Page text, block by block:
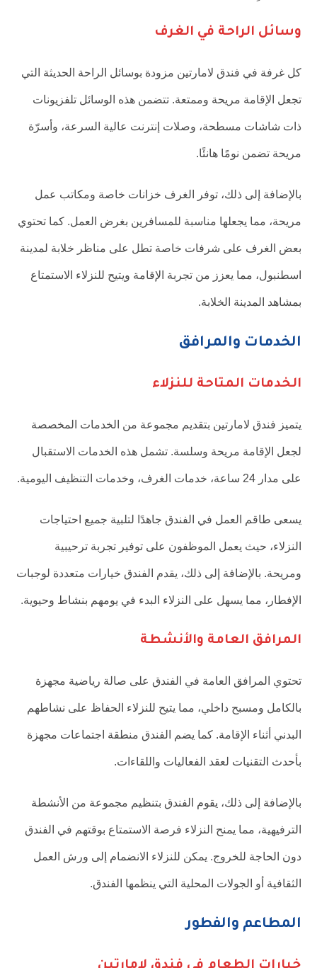
وسائل الراحة في الغرف
كل غرفة في فندق لامارتين مزودة بوسائل الراحة الحديثة التي
تجعل الإقامة مريحة وممتعة. تتضمن هذه الوسائل تلفزيونات
ذات شاشات مسطحة، وصلات إنترنت عالية السرعة، وأسرّة
مريحة تضمن نومًا هانئًا.
بالإضافة إلى ذلك، توفر الغرف خزانات خاصة ومكاتب عمل
مريحة، مما يجعلها مناسبة للمسافرين بغرض العمل. كما تحتوي
بعض الغرف على شرفات خاصة تطل على مناظر خلابة لمدينة
اسطنبول، مما يعزز من تجربة الإقامة ويتيح للنزلاء الاستمتاع
بمشاهد المدينة الخلابة.
الخدمات والمرافق
الخدمات المتاحة للنزلاء
يتميز فندق لامارتين بتقديم مجموعة من الخدمات المخصصة
لجعل الإقامة مريحة وسلسة. تشمل هذه الخدمات الاستقبال
على مدار 24 ساعة، خدمات الغرف، وخدمات التنظيف اليومية.
يسعى طاقم العمل في الفندق جاهدًا لتلبية جميع احتياجات
النزلاء، حيث يعمل الموظفون على توفير تجربة ترحيبية
ومريحة. بالإضافة إلى ذلك، يقدم الفندق خيارات متعددة لوجبات
الإفطار، مما يسهل على النزلاء البدء في يومهم بنشاط وحيوية.
المرافق العامة والأنشطة
تحتوي المرافق العامة في الفندق على صالة رياضية مجهزة
بالكامل ومسبح داخلي، مما يتيح للنزلاء الحفاظ على نشاطهم
البدني أثناء الإقامة. كما يضم الفندق منطقة اجتماعات مجهزة
بأحدث التقنيات لعقد الفعاليات واللقاءات.
بالإضافة إلى ذلك، يقوم الفندق بتنظيم مجموعة من الأنشطة
الترفيهية، مما يمنح النزلاء فرصة الاستمتاع بوقتهم في الفندق
دون الحاجة للخروج. يمكن للنزلاء الانضمام إلى ورش العمل
الثقافية أو الجولات المحلية التي ينظمها الفندق.
المطاعم والفطور